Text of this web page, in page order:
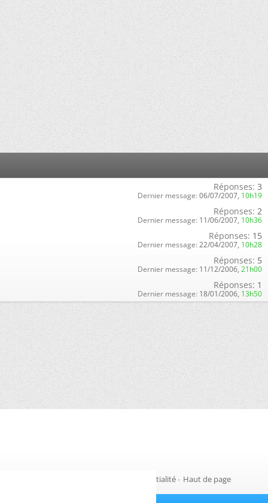
Réponses: 3
Dernier message: 06/07/2007, 10h19
Réponses: 2
Dernier message: 11/06/2007, 10h36
Réponses: 15
Dernier message: 22/04/2007, 10h28
Réponses: 5
Dernier message: 11/12/2006, 21h00
Réponses: 1
Dernier message: 18/01/2006, 13h50
Politique de confidentialité- Haut de page